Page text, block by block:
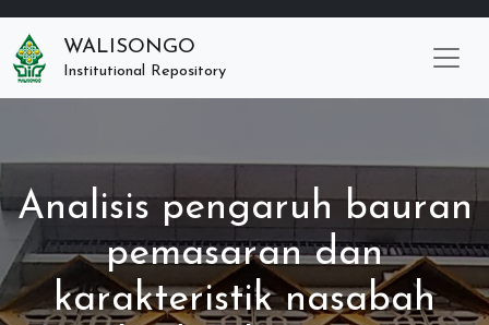
WALISONGO
Institutional Repository
Analisis pengaruh bauran
pemasaran dan
karakteristik nasabah